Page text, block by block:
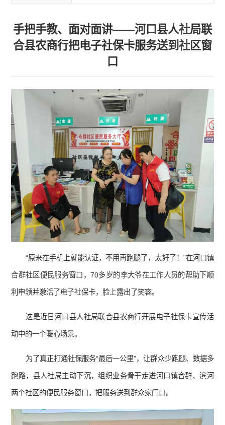
手把手教、面对面讲——河口县人社局联
合县农商行把电子社保卡服务送到社区窗
口
“原来在手机上就能认证，不用再跑腿了，太好了！”在河口镇
合群社区便民服务窗口，70多岁的李大爷在工作人员的帮助下顺
利申领并激活了电子社保卡，脸上露出了笑容。
这是近日河口县人社局联合县农商行开展电子社保卡宣传活
动中的一个暖心场景。
为了真正打通社保服务“最后一公里”，让群众少跑腿、数据多
跑路，县人社局主动下沉，组织业务骨干走进河口镇合群、滨河
两个社区的便民服务窗口，把服务送到群众家门口。